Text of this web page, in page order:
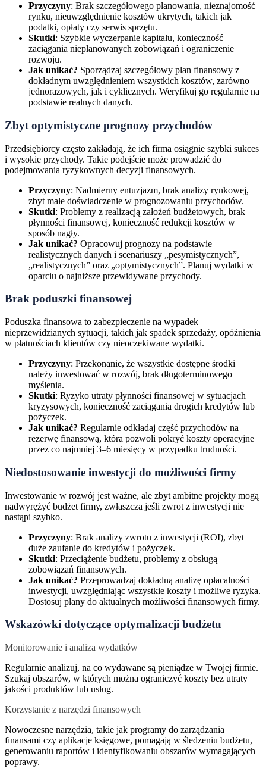
Przyczyny: Brak szczegółowego planowania, nieznajomość
rynku, nieuwzględnienie kosztów ukrytych, takich jak
podatki, opłaty czy serwis sprzętu.
Skutki: Szybkie wyczerpanie kapitału, konieczność
zaciągania nieplanowanych zobowiązań i ograniczenie
rozwoju.
Jak unikać? Sporządzaj szczegółowy plan finansowy z
dokładnym uwzględnieniem wszystkich kosztów, zarówno
jednorazowych, jak i cyklicznych. Weryfikuj go regularnie na
podstawie realnych danych.
Zbyt optymistyczne prognozy przychodów
Przedsiębiorcy często zakładają, że ich firma osiągnie szybki sukces
i wysokie przychody. Takie podejście może prowadzić do
podejmowania ryzykownych decyzji finansowych.
Przyczyny: Nadmierny entuzjazm, brak analizy rynkowej,
zbyt małe doświadczenie w prognozowaniu przychodów.
Skutki: Problemy z realizacją założeń budżetowych, brak
płynności finansowej, konieczność redukcji kosztów w
sposób nagły.
Jak unikać? Opracowuj prognozy na podstawie
realistycznych danych i scenariuszy „pesymistycznych”,
„realistycznych” oraz „optymistycznych”. Planuj wydatki w
oparciu o najniższe przewidywane przychody.
Brak poduszki finansowej
Poduszka finansowa to zabezpieczenie na wypadek
nieprzewidzianych sytuacji, takich jak spadek sprzedaży, opóźnienia
w płatnościach klientów czy nieoczekiwane wydatki.
Przyczyny: Przekonanie, że wszystkie dostępne środki
należy inwestować w rozwój, brak długoterminowego
myślenia.
Skutki: Ryzyko utraty płynności finansowej w sytuacjach
kryzysowych, konieczność zaciągania drogich kredytów lub
pożyczek.
Jak unikać? Regularnie odkładaj część przychodów na
rezerwę finansową, która pozwoli pokryć koszty operacyjne
przez co najmniej 3–6 miesięcy w przypadku trudności.
Niedostosowanie inwestycji do możliwości firmy
Inwestowanie w rozwój jest ważne, ale zbyt ambitne projekty mogą
nadwyrężyć budżet firmy, zwłaszcza jeśli zwrot z inwestycji nie
nastąpi szybko.
Przyczyny: Brak analizy zwrotu z inwestycji (ROI), zbyt
duże zaufanie do kredytów i pożyczek.
Skutki: Przeciążenie budżetu, problemy z obsługą
zobowiązań finansowych.
Jak unikać? Przeprowadzaj dokładną analizę opłacalności
inwestycji, uwzględniając wszystkie koszty i możliwe ryzyka.
Dostosuj plany do aktualnych możliwości finansowych firmy.
Wskazówki dotyczące optymalizacji budżetu
Monitorowanie i analiza wydatków
Regularnie analizuj, na co wydawane są pieniądze w Twojej firmie.
Szukaj obszarów, w których można ograniczyć koszty bez utraty
jakości produktów lub usług.
Korzystanie z narzędzi finansowych
Nowoczesne narzędzia, takie jak programy do zarządzania
finansami czy aplikacje księgowe, pomagają w śledzeniu budżetu,
generowaniu raportów i identyfikowaniu obszarów wymagających
poprawy.